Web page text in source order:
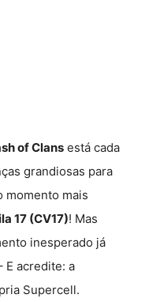
of Clans está cada
grandiosas para
momento mais
17 (CV17)! Mas
inesperado já
E acredite: a
Supercell.